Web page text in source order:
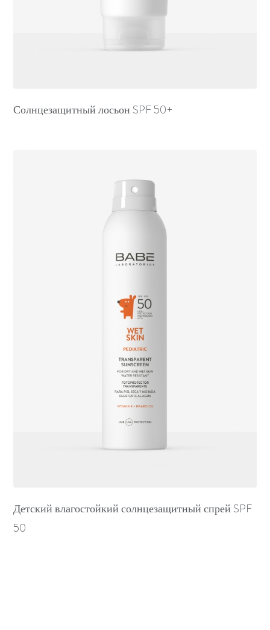
Солнцезащитный лосьон SPF 50+
Детский влагостойкий солнцезащитный спрей SPF
50